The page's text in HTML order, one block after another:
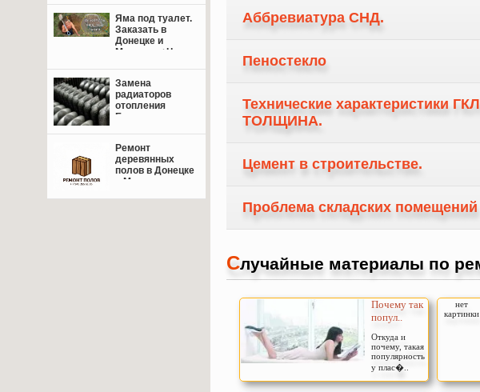
Аббревиатура СНД.
Пеностекло
Технические характеристики
ТОЛЩИНА.
Цемент в строительстве.
Проблема складских помещений
Случайные материалы по
Почему так
попул..
Откуда и
почему, такая
популярность
у плас�..
нет
картинки
Яма под туалет.
Заказать в
Донецке и
Макеевке+Цены.
Замена
радиаторов
отопления
Енакиево,
Ремонт
деревянных
полов в Донецке
и Макеевке: от